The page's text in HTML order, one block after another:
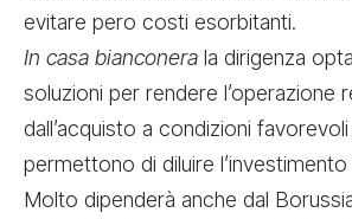
evitare pero costi esorbitanti.
In casa bianconera la dirigenza
soluzioni per rendere l’operazione
dall’acquisto a condizioni
permettono di diluire
Molto dipenderà anche dal